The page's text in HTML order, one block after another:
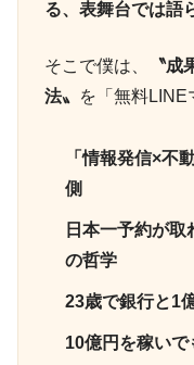
る、表舞台では語
そこで僕は、
〝
法〟
を「無料LINE
「情報発信×不
側
日本一予約が
の哲学
23歳で銀行と1
10億円を稼い